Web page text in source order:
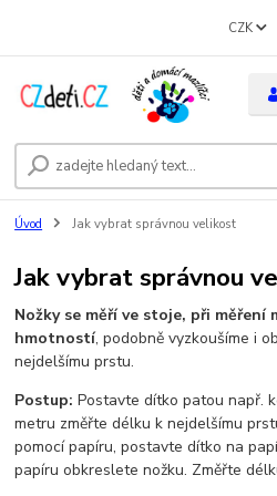
CZK
Úvod Jak vybrat správnou velikost
Jak vybrat správnou
Nožky se měří ve stoje, při
hmotností, podobně vyzkoušíme i
nejdelšímu prstu.
Postup: Postavte dítko patou např.
metru změřte délku k nejdelšímu
pomocí papíru, postavte dítko na
papíru obkreslete nožku. Změřte